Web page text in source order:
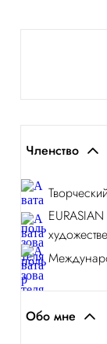
Членство
Обо мне